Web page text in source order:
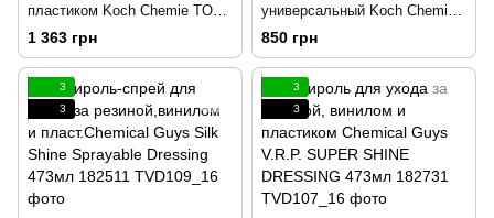
пластиком Koch Chemie TOP
STAR 1л 194454
1 363 грн
универсальный Koch Chemie
QUICK & SHINE 1л 194453
850 грн
3
3
3
3